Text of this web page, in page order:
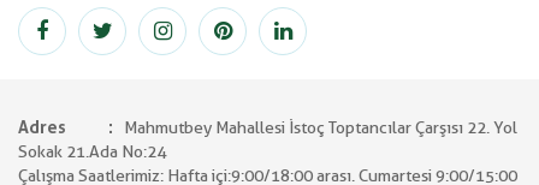
Adres
Mahmutbey Mahallesi İstoç Toptancılar Çarşısı 22. Yol
Sokak 21.Ada No:24
Çalışma Saatlerimiz: Hafta içi:9:00/18:00 arası. Cumartesi 9:00/15:00